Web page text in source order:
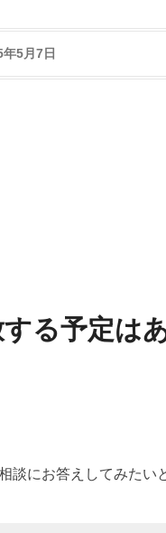
5月7日
る予定は
談にお答えしてみたい